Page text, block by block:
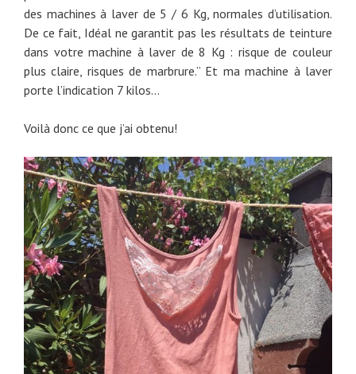
des machines à laver de 5 / 6 Kg, normales d’utilisation.
De ce fait, Idéal ne garantit pas les résultats de teinture
dans votre machine à laver de 8 Kg : risque de couleur
plus claire, risques de marbrure.” Et ma machine à laver
porte l’indication 7 kilos…
Voilà donc ce que j’ai obtenu!